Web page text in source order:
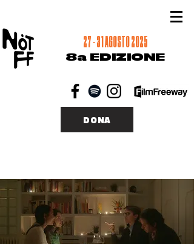
27 - 31 AGOSTO 2025
8a EDIZIONE
DONA